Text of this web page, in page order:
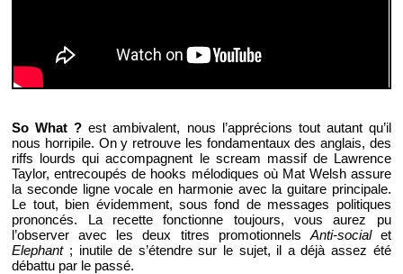
So What ? est ambivalent, nous l’apprécions tout autant qu’il
nous horripile. On y retrouve les fondamentaux des anglais, des
riffs lourds qui accompagnent le scream massif de Lawrence
Taylor, entrecoupés de hooks mélodiques où Mat Welsh assure
la seconde ligne vocale en harmonie avec la guitare principale.
Le tout, bien évidemment, sous fond de messages politiques
prononcés. La recette fonctionne toujours, vous aurez pu
l’observer avec les deux titres promotionnels Anti-socialet
Elephant; inutile de s’étendre sur le sujet, il a déjà assez été
débattu par le passé.